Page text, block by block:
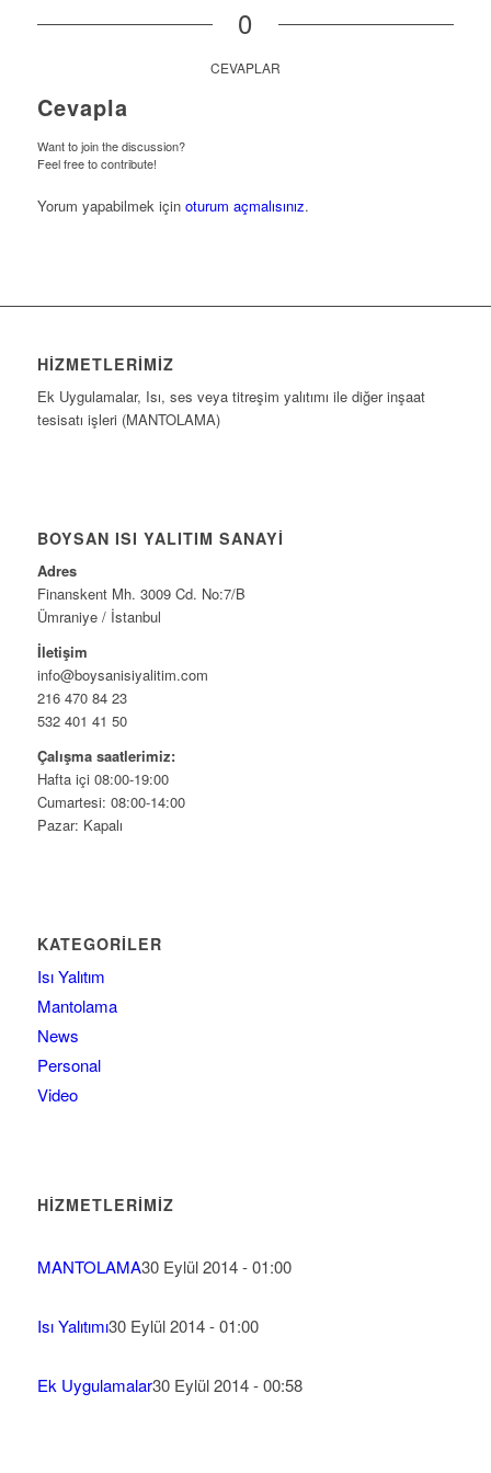
0
CEVAPLAR
Cevapla
Want to join the discussion?
Feel free to contribute!
Yorum yapabilmek için oturum açmalısınız.
HIZMETLERIMIZ
Ek Uygulamalar, Isı, ses veya titreşim yalıtımı ile diğer inşaat
tesisatı işleri (MANTOLAMA)
BOYSAN ISI YALITIM SANAYI
Adres
Finanskent Mh. 3009 Cd. No:7/B
Ümraniye / İstanbul
İletişim
info@boysanisiyalitim.com
216 470 84 23
532 401 41 50
Çalışma saatlerimiz:
Hafta içi 08:00-19:00
Cumartesi: 08:00-14:00
Pazar: Kapalı
KATEGORILER
Isı Yalıtım
Mantolama
News
Personal
Video
HIZMETLERIMIZ
MANTOLAMA30 Eylül 2014 - 01:00
Isı Yalıtımı30 Eylül 2014 - 01:00
Ek Uygulamalar30 Eylül 2014 - 00:58